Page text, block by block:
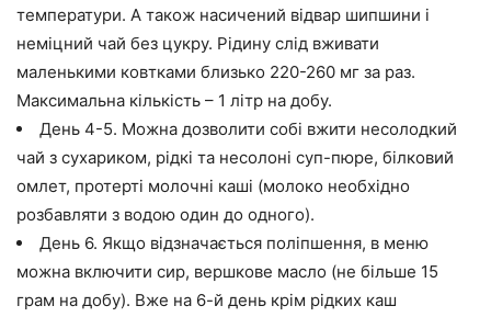
температури. А також насичений відвар шипшини і
неміцний чай без цукру. Рідину слід вживати
маленькими ковтками близько 220-260 мг за раз.
Максимальна кількість – 1 літр на добу.
День 4-5. Можна дозволити собі вжити несолодкий
чай з сухариком, рідкі та несолоні суп-пюре, білковий
омлет, протерті молочні каші (молоко необхідно
розбавляти з водою один до одного).
День 6. Якщо відзначається поліпшення, в меню
можна включити сир, вершкове масло (не більше 15
грам на добу). Вже на 6-й день крім рідких каш